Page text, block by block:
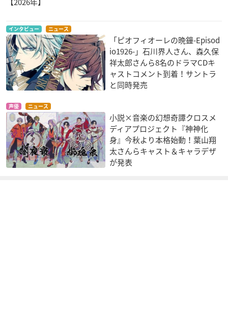
インタビュー ニュース
「ピオフィオーレの晩鐘-Episod
io1926-」石川界人さん、森久保
祥太郎さんら8名のドラマCDキ
ャストコメント到着！サントラ
と同時発売
声優 ニュース
小説×音楽の幻想奇譚クロスメ
ディアプロジェクト『神神化
身』今秋より本格始動！葉山翔
太さんらキャスト＆キャラデザ
が発表